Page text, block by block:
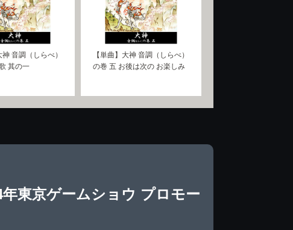
神 音調（しらべ）
其の一
【単曲】大神 音調（しらべ）
の巻 五 お後は次の お楽しみ
年東京ゲームショウ プロモー